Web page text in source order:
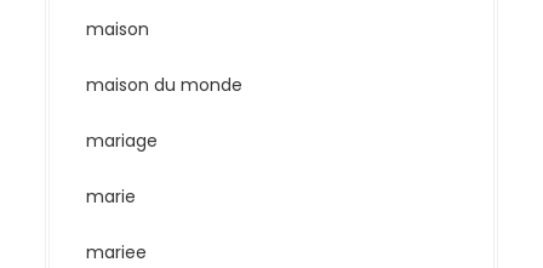
maison
maison du monde
mariage
marie
mariee